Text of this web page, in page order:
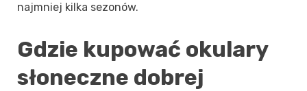
najmniej kilka sezonów.
Gdzie kupować okulary
słoneczne dobrej